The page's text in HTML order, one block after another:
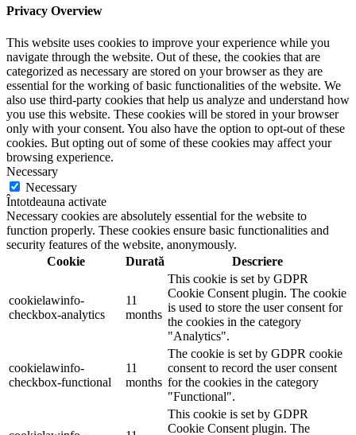
Privacy Overview
This website uses cookies to improve your experience while you
navigate through the website. Out of these, the cookies that are
categorized as necessary are stored on your browser as they are
essential for the working of basic functionalities of the website. We
also use third-party cookies that help us analyze and understand how
you use this website. These cookies will be stored in your browser
only with your consent. You also have the option to opt-out of these
cookies. But opting out of some of these cookies may affect your
browsing experience.
Necessary
Necessary
Întotdeauna activate
Necessary cookies are absolutely essential for the website to
function properly. These cookies ensure basic functionalities and
security features of the website, anonymously.
Cookie
Durată Descriere
cookielawinfo-
checkbox-analytics
11
months
This cookie is set by GDPR
Cookie Consent plugin. The cookie
is used to store the user consent for
the cookies in the category
"Analytics".
cookielawinfo-
checkbox-functional
11
months
The cookie is set by GDPR cookie
consent to record the user consent
for the cookies in the category
"Functional".
This cookie is set by GDPR
Cookie Consent plugin. The